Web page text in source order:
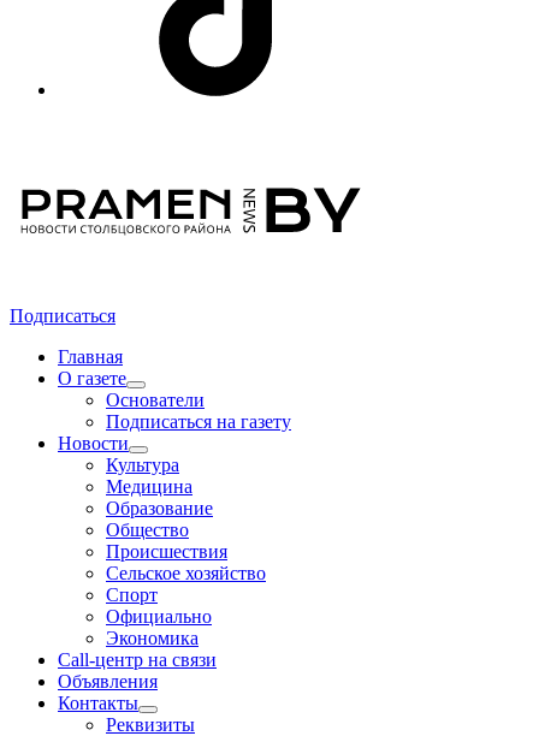
Подписаться
Главная
О газете
Основатели
Подписаться на газету
Новости
Культура
Медицина
Образование
Общество
Происшествия
Сельское хозяйство
Спорт
Официально
Экономика
Call-центр на связи
Объявления
Контакты
Реквизиты